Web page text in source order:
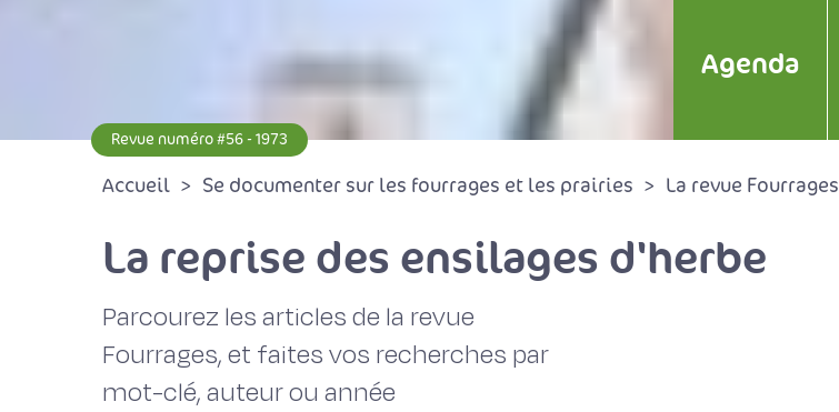
Agenda
Revue numéro #56 - 1973
Accueil Se documenter sur les fourrages et les prairies La revue Fourrages
La reprise des ensilages d'herbe
Parcourez les articles de la revue
Fourrages, et faites vos recherches par
mot-clé, auteur ou année